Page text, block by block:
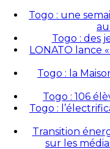
Togo : une
Togo : des
LONATO lance
Togo : la
Togo : 106
Togo :
Transition
sur les